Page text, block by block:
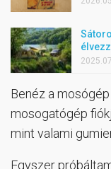
Benéz a
mosogatógép
mint valami
Egyszer